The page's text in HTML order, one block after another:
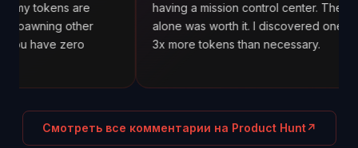
are
other
having a mission control center. The cost tracking
alone was worth it. I discovered one agent was
3x more tokens than necessary.
Смотреть все комментарии на Product Hunt↗